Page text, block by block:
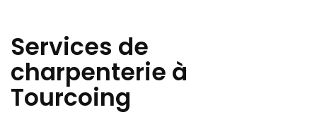
Services de
charpenterie à
Tourcoing